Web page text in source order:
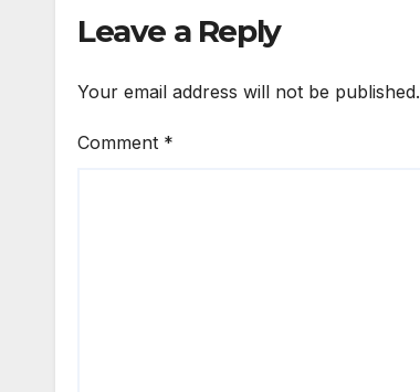
नितिन गडकरी
Leave a Reply
Your email address will not be published.
Comment *